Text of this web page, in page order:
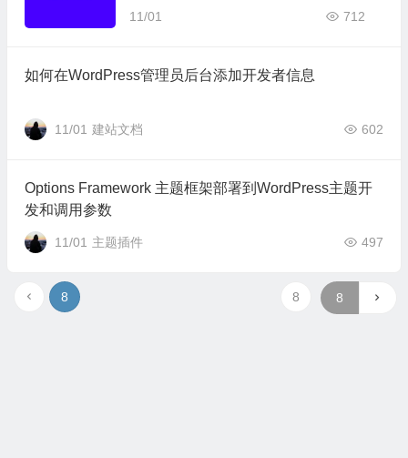
11/01 712
如何在WordPress管理员后台添加开发者信息
11/01 建站文档 602
Options Framework 主题框架部署到WordPress主题开
发和调用参数
11/01 主题插件 497
8
8